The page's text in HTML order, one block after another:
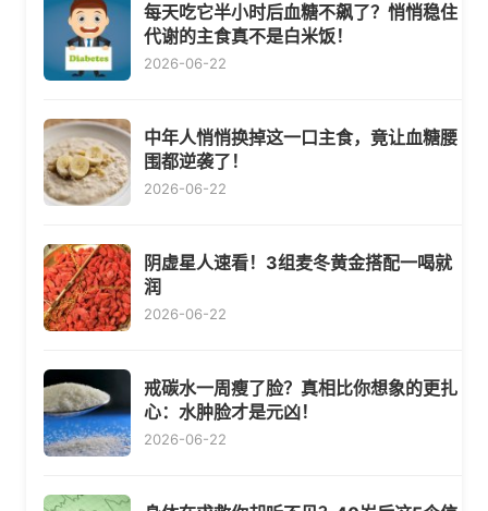
每天吃它半小时后血糖不飙了？悄悄稳住
代谢的主食真不是白米饭！
2026-06-22
中年人悄悄换掉这一口主食，竟让血糖腰
围都逆袭了！
2026-06-22
阴虚星人速看！3组麦冬黄金搭配一喝就
润
2026-06-22
戒碳水一周瘦了脸？真相比你想象的更扎
心：水肿脸才是元凶！
2026-06-22